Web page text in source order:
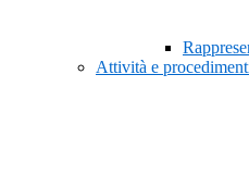
Attività e